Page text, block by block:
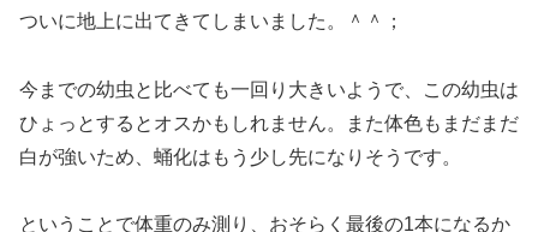
ついに地上に出てきてしまいました。＾＾；
今までの幼虫と比べても一回り大きいようで、この幼虫は
ひょっとするとオスかもしれません。また体色もまだまだ
白が強いため、蛹化はもう少し先になりそうです。
ということで体重のみ測り、おそらく最後の1本になるか